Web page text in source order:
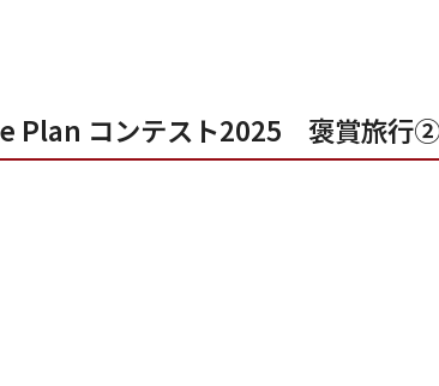
Plan コンテスト2025 褒賞旅行②